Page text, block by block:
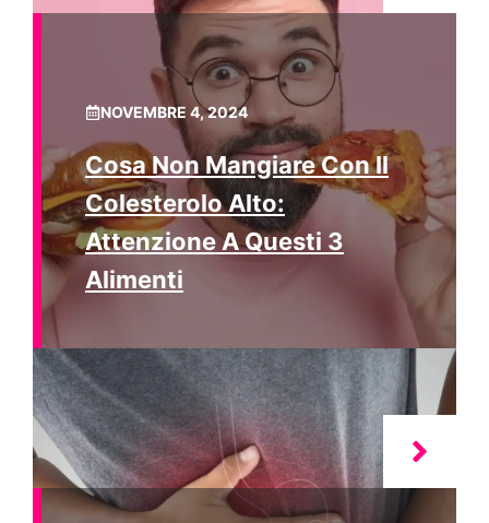
NOVEMBRE 4, 2024
Cosa Non Mangiare Con Il
Colesterolo Alto:
Attenzione A Questi 3
Alimenti